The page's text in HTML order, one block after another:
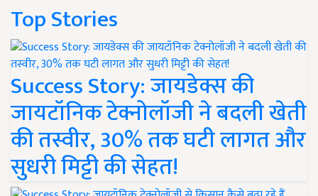
Top Stories
Success Story: जायडेक्स की
जायटॉनिक टेक्नोलॉजी ने बदली खेती
की तस्वीर, 30% तक घटी लागत और
सुधरी मिट्टी की सेहत!